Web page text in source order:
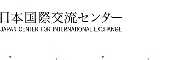
Home JCIEとは